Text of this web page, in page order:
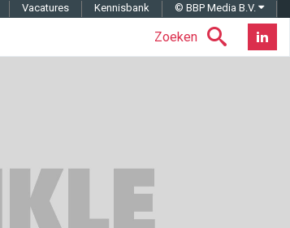
Zoeken
Vacatures Kennisbank © BBP Media B.V.